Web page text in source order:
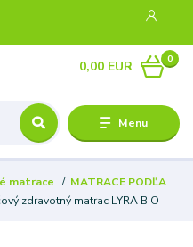
Menu
0
0,00 EUR
matrace
MATRACE PODĽA
zdravotný matrac LYRA BIO